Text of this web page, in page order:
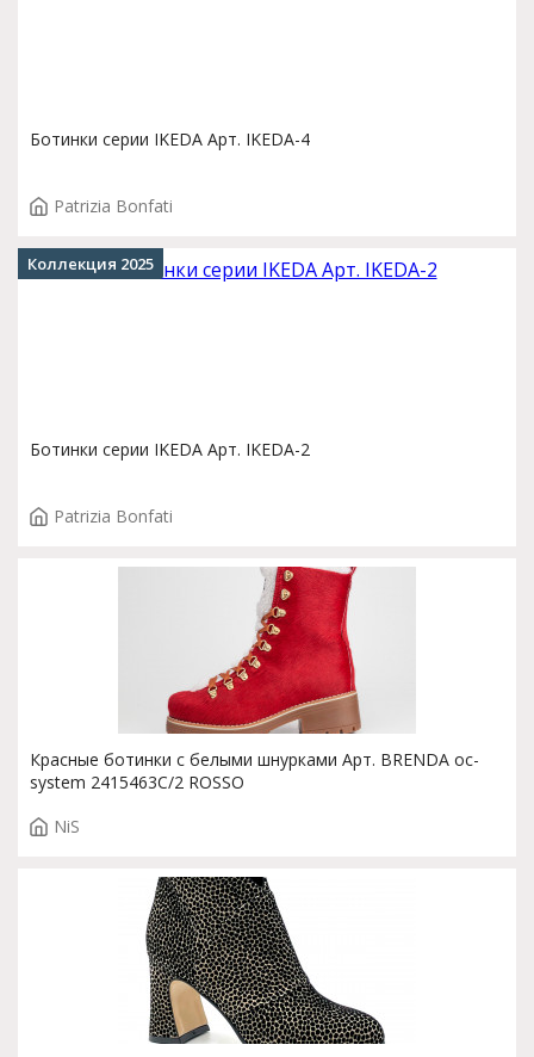
Ботинки серии IKEDA Арт. IKEDA-4
Patrizia Bonfati
Ботинки серии IKEDA Арт. IKEDA-2
Patrizia Bonfati
Коллекция 2025
Красные ботинки с белыми шнурками Арт. BRENDA oc-
system 2415463C/2 ROSSO
NiS